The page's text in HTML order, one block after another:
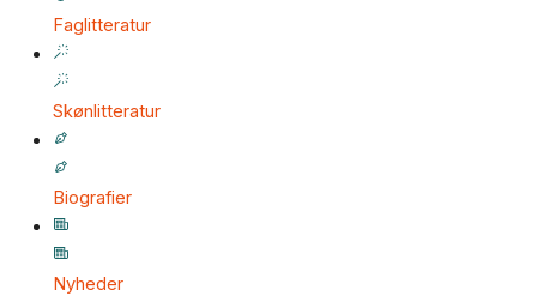
Faglitteratur
Skønlitteratur
Biografier
Nyheder